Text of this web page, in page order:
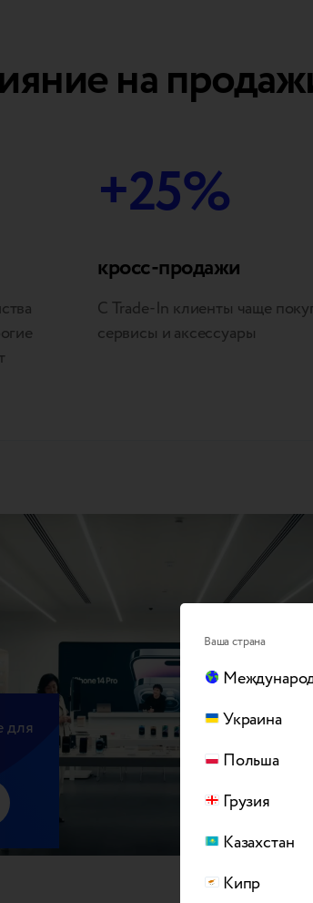
на
+25%
кросс-продажи
С Trade-In клиенты чаще
сервисы и аксессуары
для
Ваша страна
Украина
Польша
Грузия
Казахстан
Кипр